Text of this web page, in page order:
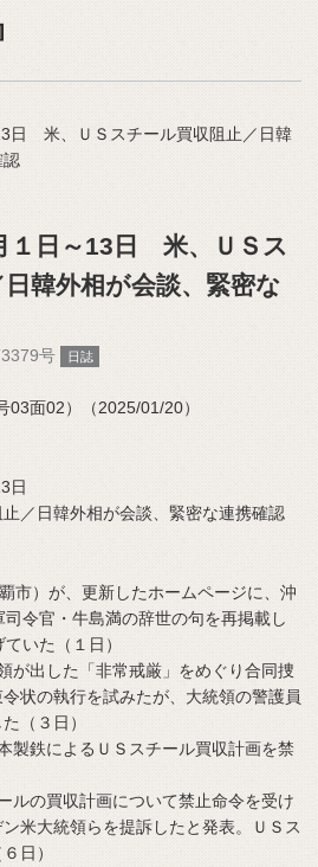
日 米、ＵＳスチール買収阻止／日韓
認
日～13日 米、ＵＳス
韓外相が会談、緊密な
号 日誌
面02）（2025/01/20）
日
／日韓外相が会談、緊密な連携確認
市）が、更新したホームページに、沖
令官・牛島満の辞世の句を再掲載し
いた（１日）
が出した「非常戒厳」をめぐり合同捜
状の執行を試みたが、大統領の警護員
（３日）
製鉄によるＵＳスチール買収計画を禁
ルの買収計画について禁止命令を受け
米大統領らを提訴したと発表。ＵＳス
日）